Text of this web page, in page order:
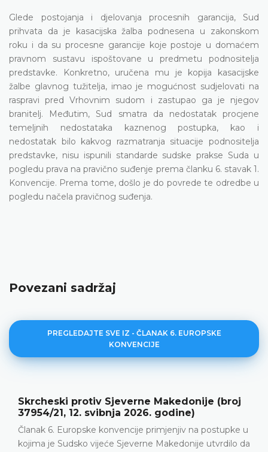
Glede postojanja i djelovanja procesnih garancija, Sud
prihvata da je kasacijska žalba podnesena u zakonskom
roku i da su procesne garancije koje postoje u domaćem
pravnom sustavu ispoštovane u predmetu podnositelja
predstavke. Konkretno, uručena mu je kopija kasacijske
žalbe glavnog tužitelja, imao je mogućnost sudjelovati na
raspravi pred Vrhovnim sudom i zastupao ga je njegov
branitelj. Međutim, Sud smatra da nedostatak procjene
temeljnih nedostataka kaznenog postupka, kao i
nedostatak bilo kakvog razmatranja situacije podnositelja
predstavke, nisu ispunili standarde sudske prakse Suda u
pogledu prava na pravično suđenje prema članku 6. stavak 1.
Konvencije. Prema tome, došlo je do povrede te odredbe u
pogledu načela pravičnog suđenja.
Povezani sadržaj
PREGLEDAJTE SVE IZ - ČLANAK 6. EUROPSKE
KONVENCIJE
Makedonije (broj
godine)
primjenjiv na postupke u
Makedonije utvrdilo da
Aničić protiv Srbije
2026. godine)
Prekršajni postupak •
prometne nesreće •